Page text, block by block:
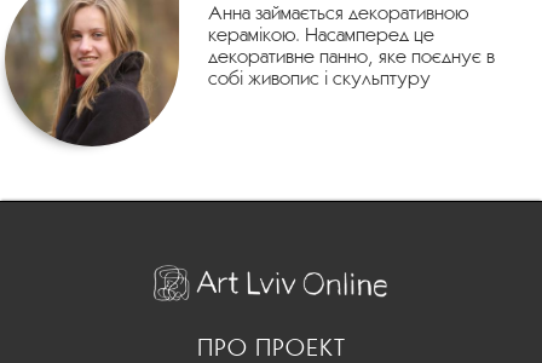
Анна займається декоративною
керамікою. Насамперед це
декоративне панно, яке поєднує в
собі живопис і скульптуру
ПРО ПРОЕКТ